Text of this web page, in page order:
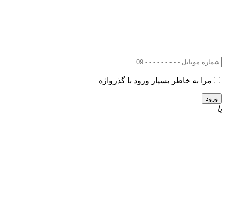
مرا به خاطر بسپار ورود با گذرواژه
یا